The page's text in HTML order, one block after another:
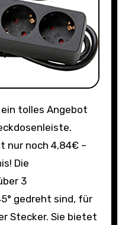
nur noch 4,84€ –
Die
3
gedreht sind, für
Stecker. Sie bietet